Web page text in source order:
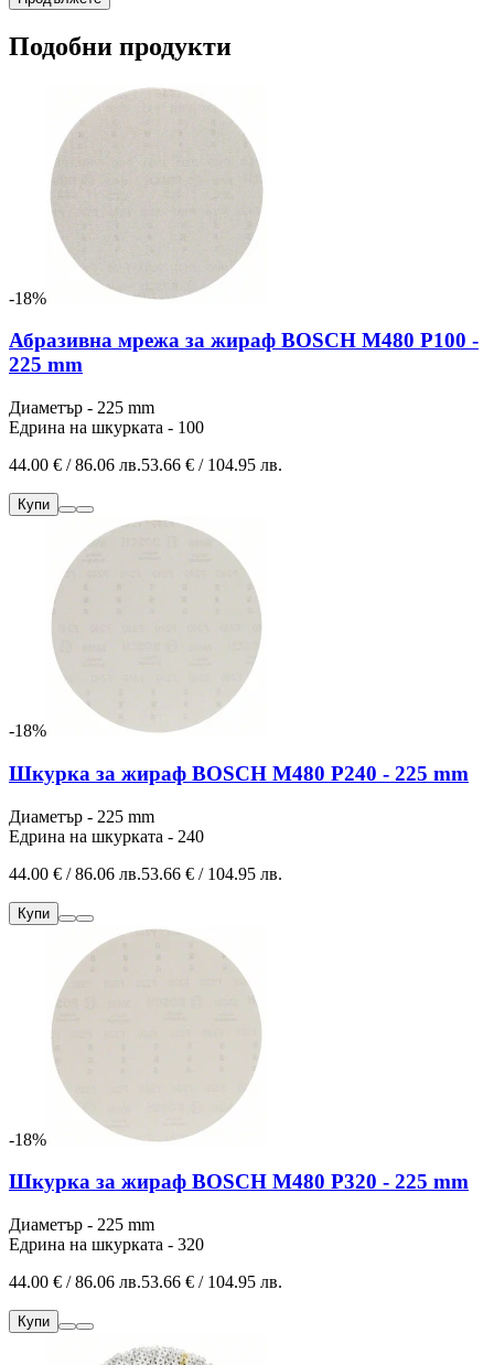
Подобни продукти
-18%
Абразивна мрежа за жираф BOSCH M480 P100 -
225 mm
Диаметър - 225 mm
Едрина на шкурката - 100
44.00 € / 86.06 лв.53.66 € / 104.95 лв.
Купи
-18%
Шкурка за жираф BOSCH M480 P240 - 225 mm
Диаметър - 225 mm
Едрина на шкурката - 240
44.00 € / 86.06 лв.53.66 € / 104.95 лв.
Купи
-18%
Шкурка за жираф BOSCH M480 P320 - 225 mm
Диаметър - 225 mm
Едрина на шкурката - 320
44.00 € / 86.06 лв.53.66 € / 104.95 лв.
Купи